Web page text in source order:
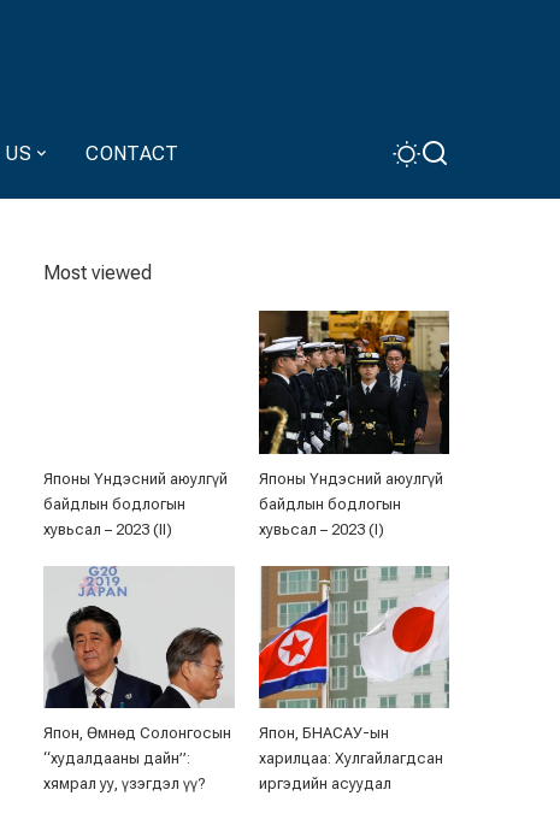
US CONTACT
Most viewed
Японы Үндэсний аюулгүй
байдлын бодлогын
хувьсал – 2023 (II)
Японы Үндэсний аюулгүй
байдлын бодлогын
хувьсал – 2023 (I)
Япон, Өмнөд Солонгосын
“худалдааны дайн”:
хямрал уу, үзэгдэл үү?
Япон, БНАСАУ-ын
харилцаа: Хулгайлагдсан
иргэдийн асуудал